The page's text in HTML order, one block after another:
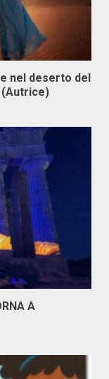
nel deserto del
(Autrice)
A